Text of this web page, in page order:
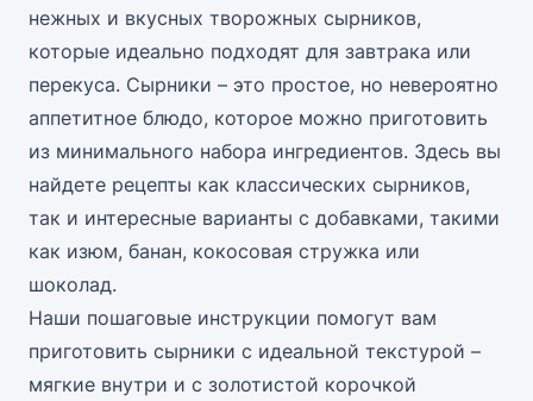
нежных и вкусных творожных сырников,
которые идеально подходят для завтрака или
перекуса. Сырники – это простое, но невероятно
аппетитное блюдо, которое можно приготовить
из минимального набора ингредиентов. Здесь вы
найдете рецепты как классических сырников,
так и интересные варианты с добавками, такими
как изюм, банан, кокосовая стружка или
шоколад.
Наши пошаговые инструкции помогут вам
приготовить сырники с идеальной текстурой –
мягкие внутри и с золотистой корочкой